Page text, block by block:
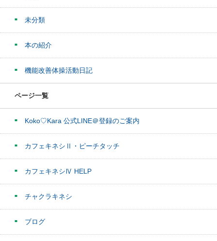
未分類
本の紹介
機能改善体操活動日記
ページ一覧
Koko♡Kara 公式LINE＠登録のご案内
カフェキネシⅡ・ピーチタッチ
カフェキネシⅣ HELP
チャクラキネシ
ブログ